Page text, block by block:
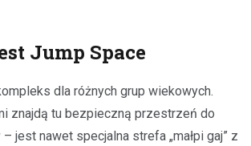
Jump Space
dla różnych grup wiekowych.
znajdą tu bezpieczną przestrzeń do
jest nawet specjalna strefa „małpi gaj” z